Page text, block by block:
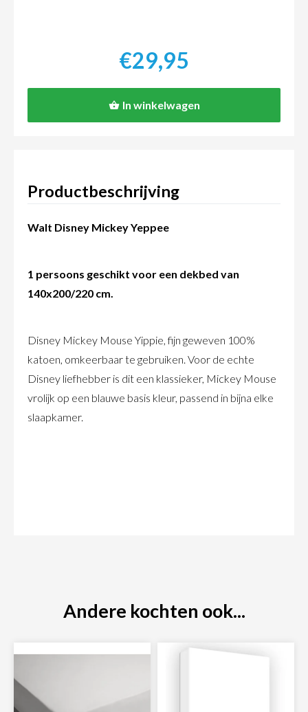
Productbeschrijving
Walt Disney Mickey Yeppee
1 persoons geschikt voor een dekbed van
140x200/220 cm.
Disney Mickey Mouse Yippie, fijn geweven 100%
katoen, omkeerbaar te gebruiken. Voor de echte
Disney liefhebber is dit een klassieker, Mickey Mouse
vrolijk op een blauwe basis kleur, passend in bijna elke
slaapkamer.
€29,95
In winkelwagen
Andere kochten ook...